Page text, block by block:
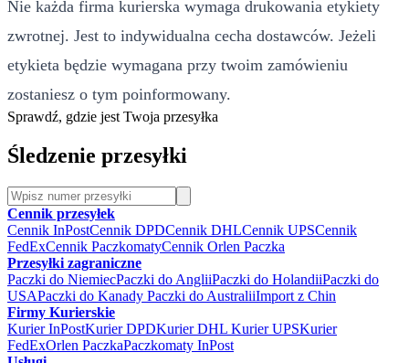
Nie każda firma kurierska wymaga drukowania etykiety
zwrotnej. Jest to indywidualna cecha dostawców. Jeżeli
etykieta będzie wymagana przy twoim zamówieniu
zostaniesz o tym poinformowany.
Sprawdź, gdzie jest Twoja przesyłka
Śledzenie przesyłki
Cennik przesyłek
Cennik InPostCennik DPDCennik DHLCennik UPSCennik
FedExCennik PaczkomatyCennik Orlen Paczka
Przesyłki zagraniczne
Paczki do NiemiecPaczki do AngliiPaczki do HolandiiPaczki do
USAPaczki do Kanady Paczki do AustraliiImport z Chin
Firmy Kurierskie
Kurier InPostKurier DPDKurier DHL Kurier UPSKurier
FedExOrlen PaczkaPaczkomaty InPost